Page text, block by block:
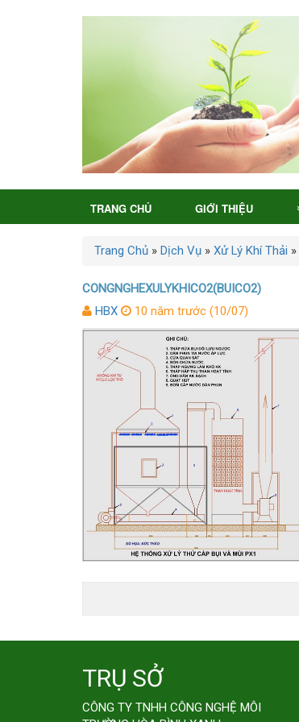
TRANG CHỦ GIỚI THIỆU
Trang Chủ » Dịch Vụ » Xử Lý Khí Thải »
CONGNGHEXULYKHICO2(BUICO2)
HBX
10 năm trước (10/07)
TRỤ SỞ
CÔNG TY TNHH CÔNG NGHỆ MÔI